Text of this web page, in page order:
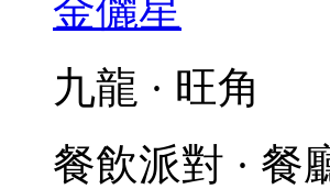
金儷星
九龍 · 旺角
餐飲派對 · 餐